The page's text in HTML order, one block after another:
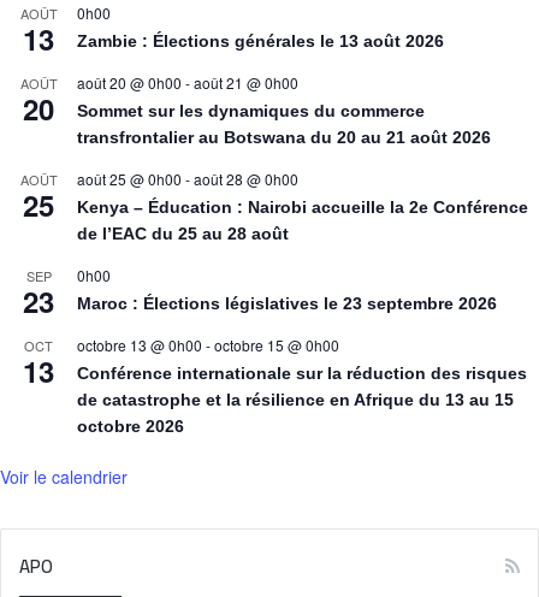
AOÛT
13
0h00
Zambie : Élections générales le 13 août 2026
AOÛT
20
août 20 @ 0h00 -août 21 @ 0h00
Sommet sur les dynamiques du commerce
transfrontalier au Botswana du 20 au 21 août 2026
AOÛT
25
août 25 @ 0h00 -août 28 @ 0h00
Kenya – Éducation : Nairobi accueille la 2e Conférence
de l’EAC du 25 au 28 août
SEP
23
0h00
Maroc : Élections législatives le 23 septembre 2026
OCT
13
octobre 13 @ 0h00 -octobre 15 @ 0h00
Conférence internationale sur la réduction des risques
de catastrophe et la résilience en Afrique du 13 au 15
octobre 2026
Voir le calendrier
APO